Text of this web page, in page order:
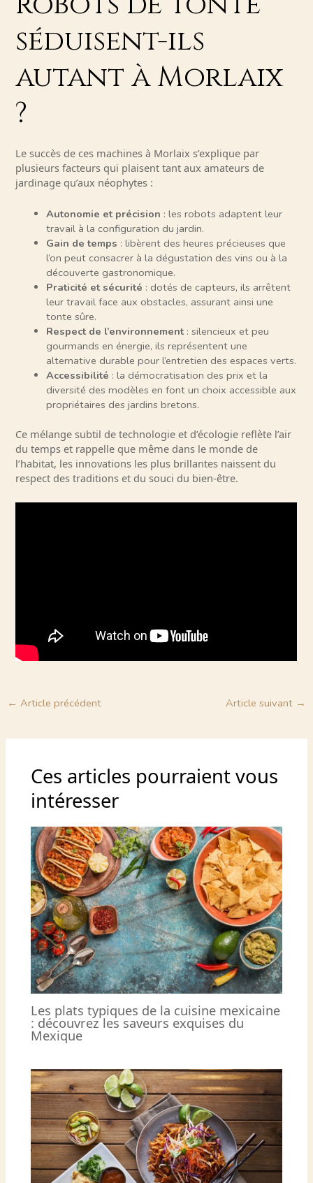
séduisent-ils
autant à Morlaix
?
Le succès de ces machines à Morlaix s’explique par
plusieurs facteurs qui plaisent tant aux amateurs de
jardinage qu’aux néophytes :
Autonomie et précision : les robots adaptent leur
travail à la configuration du jardin.
Gain de temps : libèrent des heures précieuses que
l’on peut consacrer à la dégustation des vins ou à la
découverte gastronomique.
Praticité et sécurité : dotés de capteurs, ils arrêtent
leur travail face aux obstacles, assurant ainsi une
tonte sûre.
Respect de l’environnement: silencieux et peu
gourmands en énergie, ils représentent une
alternative durable pour l’entretien des espaces verts.
Accessibilité : la démocratisation des prix et la
diversité des modèles en font un choix accessible aux
propriétaires des jardins bretons.
Ce mélange subtil de technologie et d’écologie reflète l’air
du temps et rappelle que même dans le monde de
l’habitat, les innovations les plus brillantes naissent du
respect des traditions et du souci du bien-être.
← Article précédent Article suivant →
Ces articles pourraient vous
intéresser
Les plats typiques de la cuisine mexicaine
: découvrez les saveurs exquises du
Mexique